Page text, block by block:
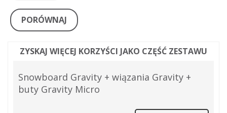
PORÓWNAJ
ZYSKAJ WIĘCEJ KORZYŚCI JAKO CZĘŚĆ ZESTAWU
Snowboard Gravity + wiązania Gravity +
buty Gravity Micro